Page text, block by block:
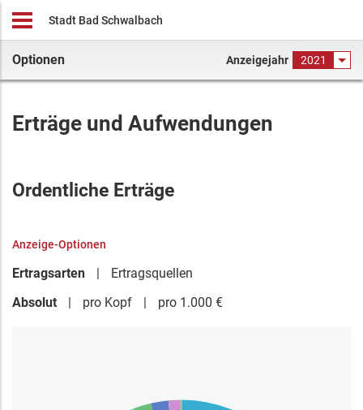
Stadt Bad Schwalbach
Optionen Anzeigejahr 2021
Erträge und Aufwendungen
Ordentliche Erträge
Anzeige-Optionen
Ertragsarten
Ertragsquellen
Absolut
pro Kopf pro 1.000 €